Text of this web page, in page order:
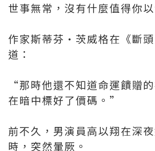
世事無常，沒有什麼值得你
作家斯蒂芬·茨威格在《斷
道：
“那時他還不知道命運饋贈
在暗中標好了價碼。”
前不久，男演員高以翔在深
時，突然暈厥。